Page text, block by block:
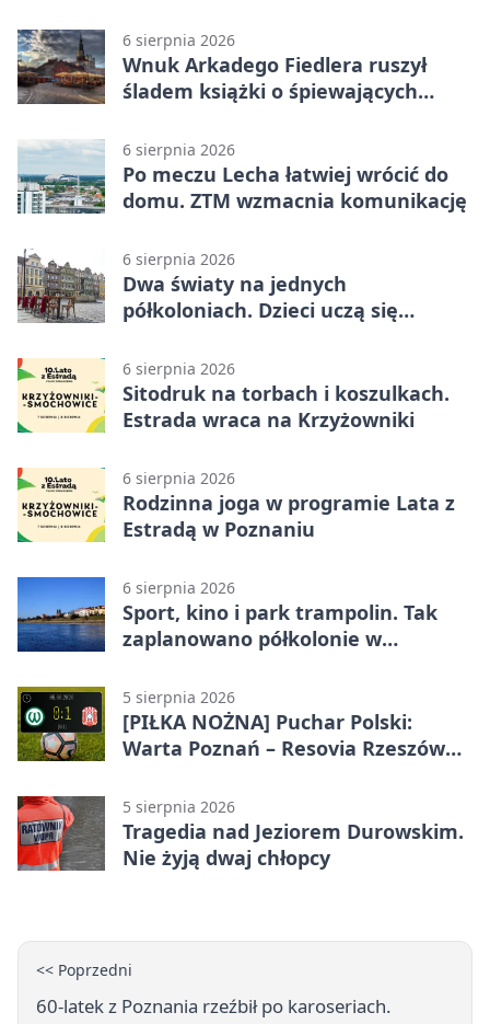
6 sierpnia 2026
Wnuk Arkadego Fiedlera ruszył
śladem książki o śpiewających
6 sierpnia 2026
Po meczu Lecha łatwiej wrócić do
domu. ZTM wzmacnia komunikację
6 sierpnia 2026
Dwa światy na jednych
półkoloniach. Dzieci uczą się
6 sierpnia 2026
Sitodruk na torbach i koszulkach.
Estrada wraca na Krzyżowniki
6 sierpnia 2026
Rodzinna joga w programie Lata z
Estradą w Poznaniu
6 sierpnia 2026
Sport, kino i park trampolin. Tak
zaplanowano półkolonie w
5 sierpnia 2026
[PIŁKA NOŻNA] Puchar Polski:
Warta Poznań – Resovia Rzeszów
gospodarzy
5 sierpnia 2026
Tragedia nad Jeziorem Durowskim.
Nie żyją dwaj chłopcy
<< Poprzedni
60-latek z Poznania rzeźbił po karoseriach.